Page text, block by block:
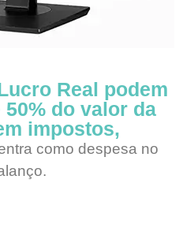
Real podem
do valor da
impostos,
como despesa no